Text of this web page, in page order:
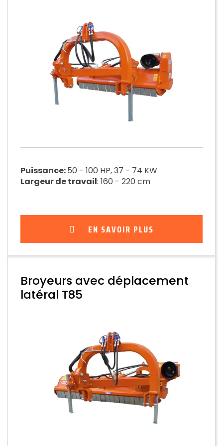
Puissance:50 - 100 HP, 37 - 74 KW
Largeur de travail: 160 - 220 cm
EN SAVOIR PLUS
Broyeurs avec déplacement
latéral T85